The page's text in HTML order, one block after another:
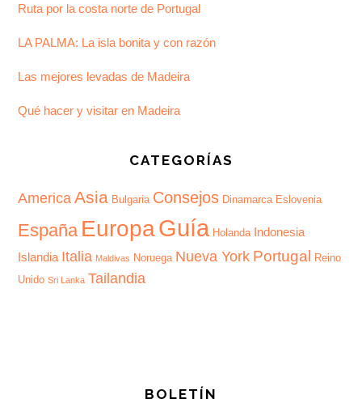
Ruta por la costa norte de Portugal
LA PALMA: La isla bonita y con razón
Las mejores levadas de Madeira
Qué hacer y visitar en Madeira
CATEGORÍAS
America Asia Bulgaria Consejos Dinamarca Eslovenia
España EuropaGuía Holanda Indonesia
Islandia Italia Maldivas Noruega Nueva York Portugal Reino
Unido Sri Lanka Tailandia
BOLETÍN